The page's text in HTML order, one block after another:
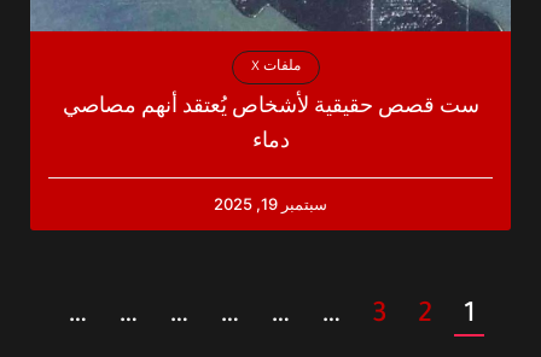
ملفات X
ست قصص حقيقية لأشخاص يُعتقد أنهم مصاصي
دماء
سبتمبر 19, 2025
1
2
3
…
…
…
…
…
…